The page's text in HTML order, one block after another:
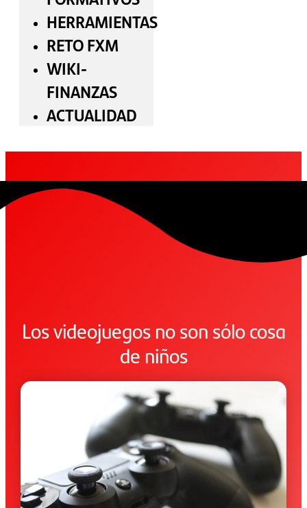
HERRAMIENTAS
RETO FXM
WIKI-
FINANZAS
ACTUALIDAD
Los videojuegos no son sólo cosa
de niños